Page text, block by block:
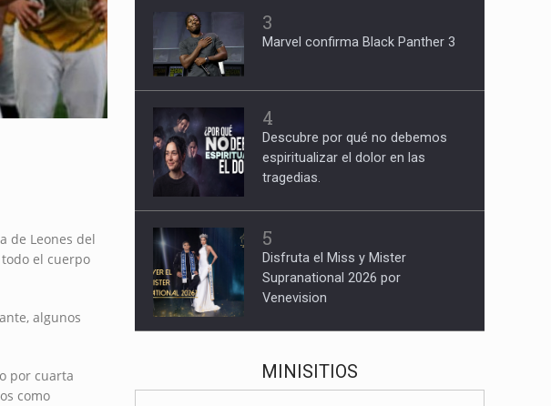
de Leones del
el cuerpo
algunos
por cuarta
como
3
Marvel confirma Black Panther 3
4
Descubre por qué no debemos
espiritualizar el dolor en las
tragedias.
5
Disfruta el Miss y Mister
Supranational 2026 por
Venevision
MINISITIOS